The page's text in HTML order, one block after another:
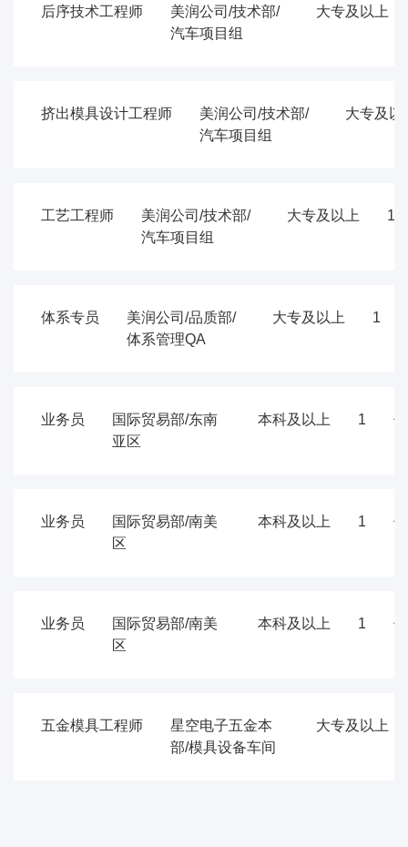
后序技术工程师
美润公司/技术部/
汽车项目组
大专及以上
挤出模具设计工程师
美润公司/技术部/
汽车项目组
大专及以
工艺工程师
美润公司/技术部/
汽车项目组
大专及以上 1
体系专员
美润公司/品质部/
体系管理QA
大专及以上 1
业务员
国际贸易部/东南
亚区
本科及以上 1
业务员
国际贸易部/南美
区
本科及以上 1
业务员
国际贸易部/南美
区
本科及以上 1
五金模具工程师
星空电子五金本
部/模具设备车间
大专及以上